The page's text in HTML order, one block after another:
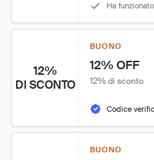
Ha
12%
DI SCONTO
BUONO
12% OFF
12% di sconto
Codice
BUONO